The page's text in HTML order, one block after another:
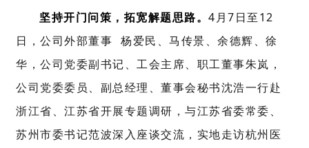
坚持开门问策，拓宽解题思路。 4月7日至12
日，公司外部董事 杨爱民、马传景、余德辉、徐
华，公司党委副书记、工会主席、职工董事朱岚，
公司党委委员、副总经理、董事会秘书沈浩一行赴
浙江省、江苏省开展专题调研，与江苏省委常委、
苏州市委书记范波深入座谈交流，实地走访杭州医